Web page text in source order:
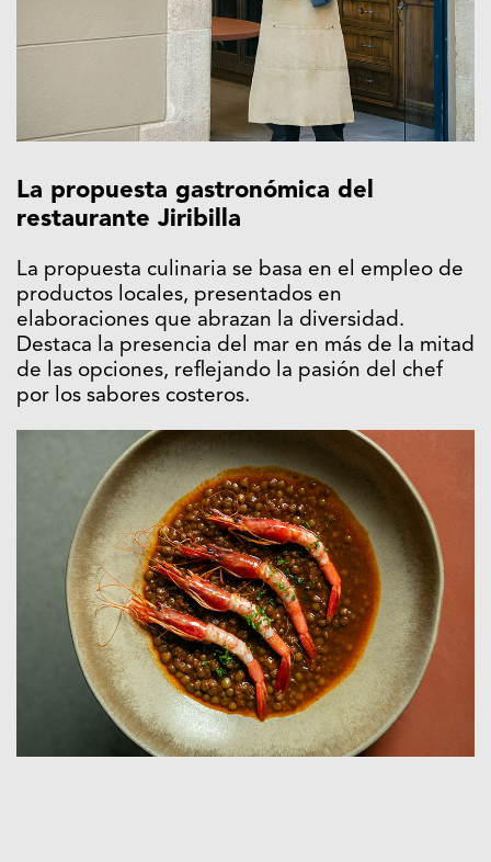
La propuesta gastronómica del
restaurante Jiribilla
La propuesta culinaria se basa en el empleo de
productos locales, presentados en
elaboraciones que abrazan la diversidad.
Destaca la presencia del mar en más de la mitad
de las opciones, reflejando la pasión del chef
por los sabores costeros.